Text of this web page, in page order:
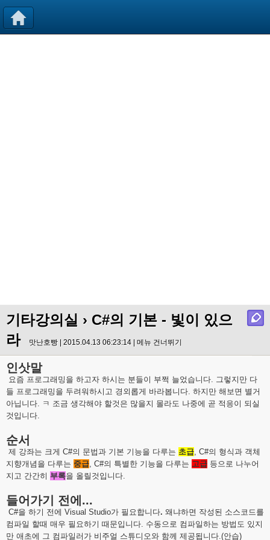
기타강의실 › C#의 기본 - 빛이 있으
라
맛난호빵 | 2015.04.13 06:23:14 | 메뉴 건너뛰기
인삿말
요즘 프로그래밍을 하고자 하시는 분들이 부쩍 늘었습니다. 그렇지만 다
들 프로그래밍을 두려워하시고 경외롭게 바라봅니다. 하지만 해보면 별거
아닙니다. ㅋ 조금 생각해야 할것은 많을지 몰라도 나중에 곧 적응이 되실
것입니다.
순서
제 강좌는 크게 C#의 문법과 기본 기능을 다루는 초급, C#의 형식과 객체
지향개념을 다루는 중급, C#의 특별한 기능을 다루는 고급 등으로 나누어
지고 간간히 부록을 올릴것입니다.
들어가기 전에...
C#을 하기 전에 Visual Studio가 필요합니다. 왜냐하면 작성된 소스코드를
컴파일 할때 매우 필요하기 때문입니다. 수동으로 컴파일하는 방법도 있지
만 애초에 그 컴파일러가 비주얼 스튜디오와 함께 제공됩니다.(안습)